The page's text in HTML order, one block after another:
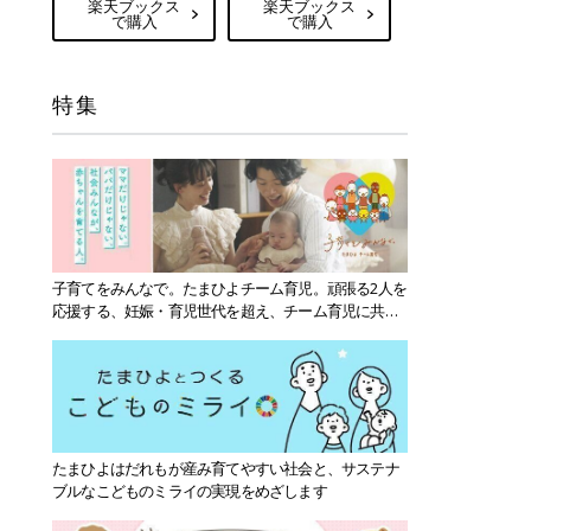
楽天ブックス
で購入
楽天ブックス
で購入
特集
子育てをみんなで。たまひよチーム育児。頑張る2人を
応援する、妊娠・育児世代を超え、チーム育児に共感
たまひよはだれもが産み育てやすい社会と、サステナ
ブルなこどものミライの実現をめざします